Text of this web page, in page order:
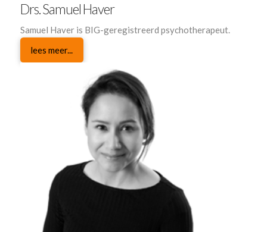
Drs. Samuel Haver
Samuel Haver is BIG-geregistreerd psychotherapeut.
lees meer...